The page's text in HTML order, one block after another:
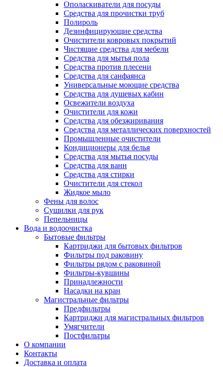
Ополаскиватели для посуды
Средства для прочистки труб
Полироль
Дезинфицирующие средства
Очистители ковровых покрытий
Чистящие средства для мебели
Средства для мытья пола
Средства против плесени
Средства для санфаянса
Универсальные моющие средства
Средства для душевых кабин
Освежители воздуха
Очистители для кожи
Средства для обезжиривания
Средства для металлических поверхностей
Промышленные очистители
Кондиционеры для белья
Средства для мытья посуды
Средства для ванн
Средства для стирки
Очистители для стекол
Жидкое мыло
Фены для волос
Сушилки для рук
Пепельницы
Вода и водоочистка
Бытовые фильтры
Картриджи для бытовых фильтров
Фильтры под раковину
Фильтры рядом с раковиной
Фильтры-кувшины
Принадлежности
Насадки на кран
Магистральные фильтры
Предфильтры
Картриджи для магистральных фильтров
Умягчители
Постфильтры
О компании
Контакты
Доставка и оплата